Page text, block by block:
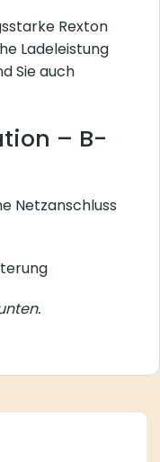
Rexton
Ladeleistung
Sie auch
– B-
Netzanschluss